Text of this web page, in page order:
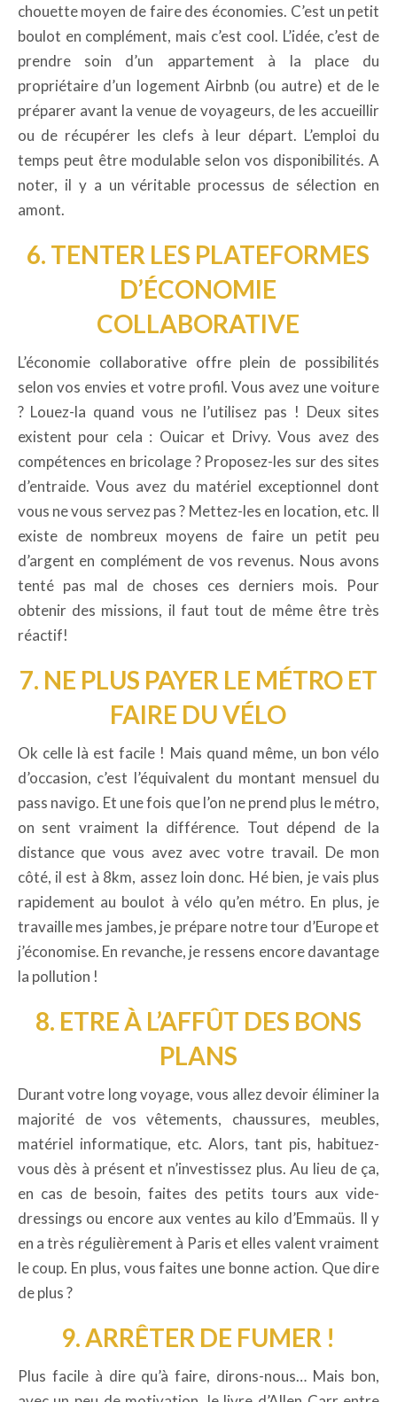
chouette moyen de faire des économies. C’est un petit
boulot en complément, mais c’est cool. L’idée, c’est de
prendre soin d’un appartement à la place du
propriétaire d’un logement Airbnb (ou autre) et de le
préparer avant la venue de voyageurs, de les accueillir
ou de récupérer les clefs à leur départ. L’emploi du
temps peut être modulable selon vos disponibilités. A
noter, il y a un véritable processus de sélection en
amont.
6. TENTER LES PLATEFORMES
D’ÉCONOMIE
COLLABORATIVE
L’économie collaborative offre plein de possibilités
selon vos envies et votre profil. Vous avez une voiture
? Louez-la quand vous ne l’utilisez pas ! Deux sites
existent pour cela : Ouicar et Drivy. Vous avez des
compétences en bricolage ? Proposez-les sur des sites
d’entraide. Vous avez du matériel exceptionnel dont
vous ne vous servez pas ? Mettez-les en location, etc. Il
existe de nombreux moyens de faire un petit peu
d’argent en complément de vos revenus. Nous avons
tenté pas mal de choses ces derniers mois. Pour
obtenir des missions, il faut tout de même être très
réactif!
7. NE PLUS PAYER LE MÉTRO ET
FAIRE DU VÉLO
Ok celle là est facile ! Mais quand même, un bon vélo
d’occasion, c’est l’équivalent du montant mensuel du
pass navigo. Et une fois que l’on ne prend plus le métro,
on sent vraiment la différence. Tout dépend de la
distance que vous avez avec votre travail. De mon
côté, il est à 8km, assez loin donc. Hé bien, je vais plus
rapidement au boulot à vélo qu’en métro. En plus, je
travaille mes jambes, je prépare notre tour d’Europe et
j’économise. En revanche, je ressens encore davantage
la pollution !
8. ETRE À L’AFFÛT DES BONS
PLANS
Durant votre long voyage, vous allez devoir éliminer la
majorité de vos vêtements, chaussures, meubles,
matériel informatique, etc. Alors, tant pis, habituez-
vous dès à présent et n’investissez plus. Au lieu de ça,
en cas de besoin, faites des petits tours aux vide-
dressings ou encore aux ventes au kilo d’Emmaüs. Il y
en a très régulièrement à Paris et elles valent vraiment
le coup. En plus, vous faites une bonne action. Que dire
de plus ?
9. ARRÊTER DE FUMER !
Plus facile à dire qu’à faire, dirons-nous… Mais bon,